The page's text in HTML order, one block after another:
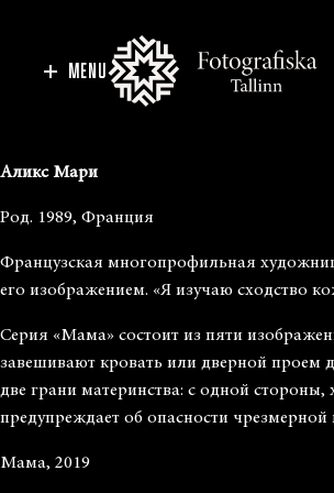
MENU
Аликс Мари
Род. 1989, Франция
Французская многопрофильная
его изображением. «Я изучаю сходство
Серия «Мама» состоит из пяти
завешивают кровать или дверной проем
две грани материнства: с одной
предупреждает об опасности чрезмерной
Мама, 2019